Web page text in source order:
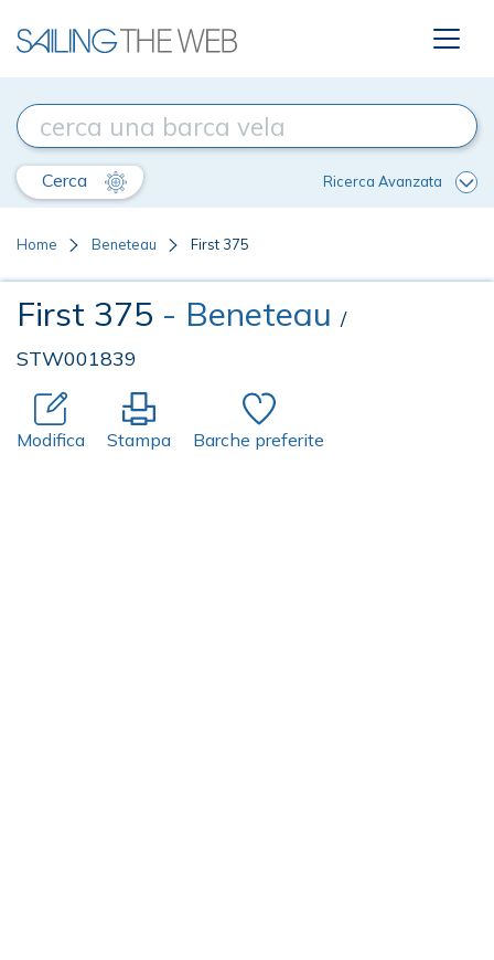
Cerca Ricerca Avanzata
Home Beneteau First 375
First 375 - Beneteau /
STW001839
Modifica Stampa Barche preferite